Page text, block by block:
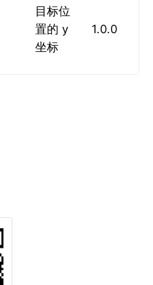
目标位
置的 y
坐标
1.0.0